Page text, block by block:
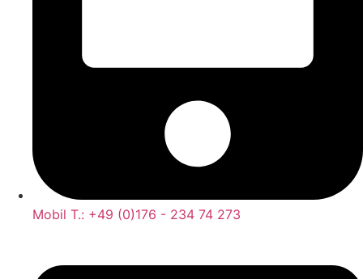
Mobil T.: +49 (0)176 - 234 74 273